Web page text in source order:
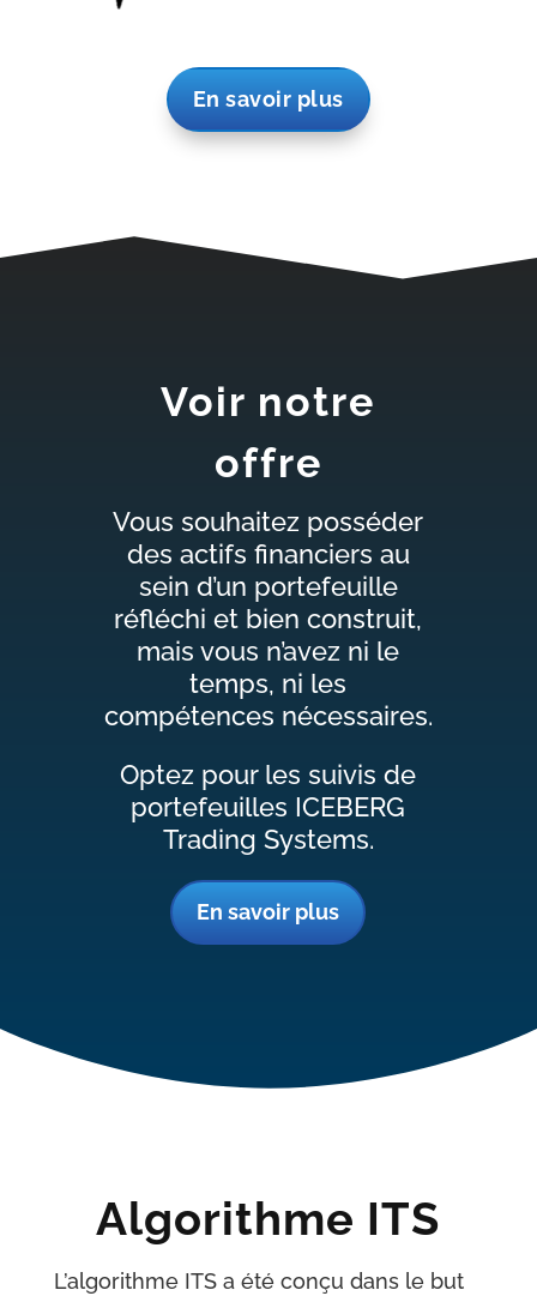
En savoir plus
Voir notre
offre
Vous souhaitez posséder
des actifs financiers au
sein d’un portefeuille
réfléchi et bien construit,
mais vous n’avez ni le
temps, ni les
compétences nécessaires.
Optez pour les suivis de
portefeuilles ICEBERG
Trading Systems.
En savoir plus
Algorithme ITS
L’algorithme ITS a été conçu dans le but